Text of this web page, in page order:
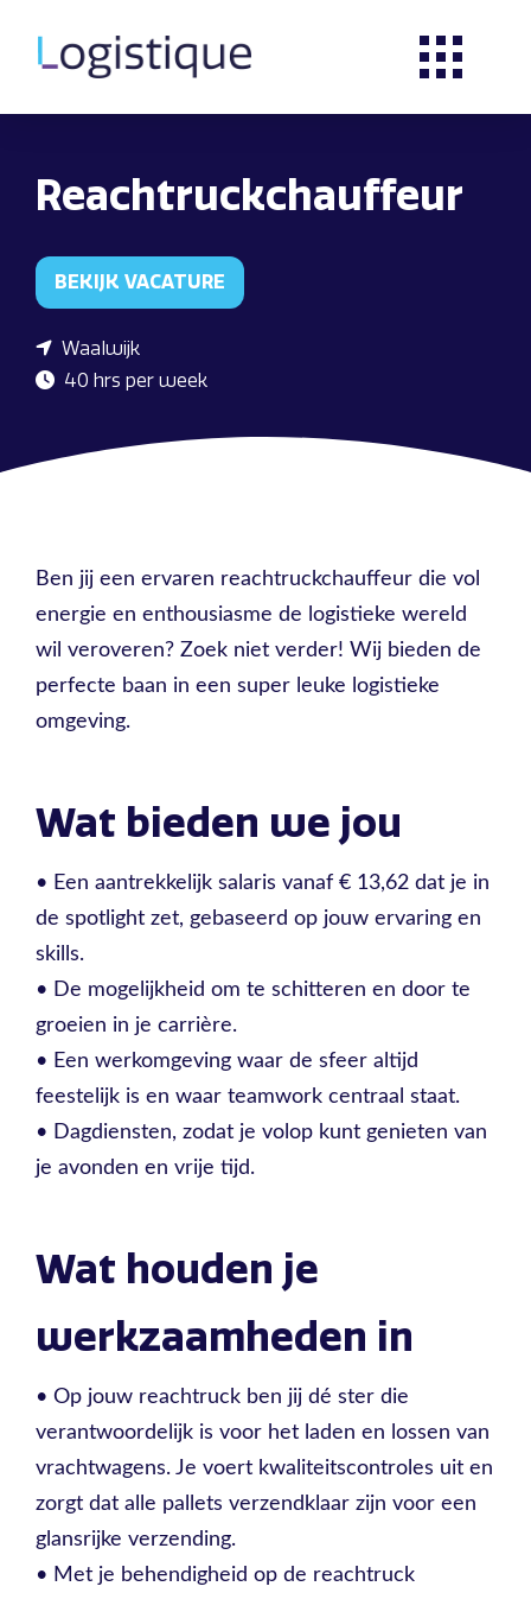
Reachtruckchauffeur
BEKIJK VACATURE
Waalwijk
40 hrs per week
Ben jij een ervaren reachtruckchauffeur die vol
energie en enthousiasme de logistieke wereld
wil veroveren? Zoek niet verder! Wij bieden de
perfecte baan in een super leuke logistieke
omgeving.
Wat bieden we jou
• Een aantrekkelijk salaris vanaf € 13,62 dat je in
de spotlight zet, gebaseerd op jouw ervaring en
skills.
• De mogelijkheid om te schitteren en door te
groeien in je carrière.
• Een werkomgeving waar de sfeer altijd
feestelijk is en waar teamwork centraal staat.
• Dagdiensten, zodat je volop kunt genieten van
je avonden en vrije tijd.
Wat houden je
werkzaamheden in
• Op jouw reachtruck ben jij dé ster die
verantwoordelijk is voor het laden en lossen van
vrachtwagens. Je voert kwaliteitscontroles uit en
zorgt dat alle pallets verzendklaar zijn voor een
glansrijke verzending.
• Met je behendigheid op de reachtruck